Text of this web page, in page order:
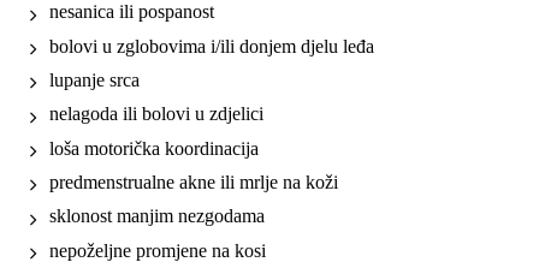
nesanica ili pospanost
bolovi u zglobovima i/ili donjem djelu leđa
lupanje srca
nelagoda ili bolovi u zdjelici
loša motorička koordinacija
predmenstrualne akne ili mrlje na koži
sklonost manjim nezgodama
nepoželjne promjene na kosi